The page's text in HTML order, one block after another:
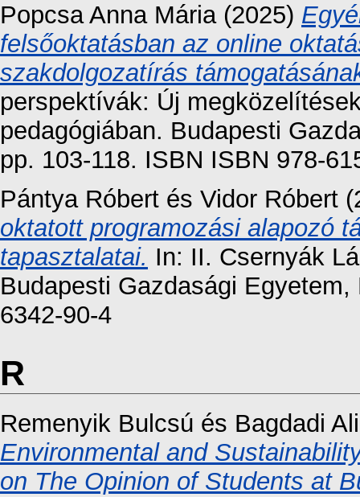
Popcsa Anna Mária(2025)
felsőoktatásban az online
szakdolgozatírás
perspektívák: Új
pedagógiában. Budapesti
pp. 103-118. ISBN ISBN 978-
Pántya Róbert és Vidor Róbert
oktatott programozási alapozó
tapasztalatai. In: II. Csernyák
Budapesti Gazdasági
6342-90-4
R
Remenyik Bulcsú és Bagdadi Ali
Environmental and
on The Opinion of Students at